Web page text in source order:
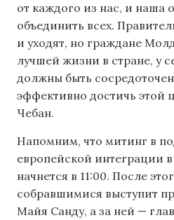
от каждого из нас, и наша
объединить всех.
и уходят, но граждане
лучшей жизни в стране, у
должны быть
эффективно достичь этой
Чебан.
Напомним, что митинг в
европейской интеграции
начнется в 11:00. После
собравшимися выступит
Майя Санду, а за ней —